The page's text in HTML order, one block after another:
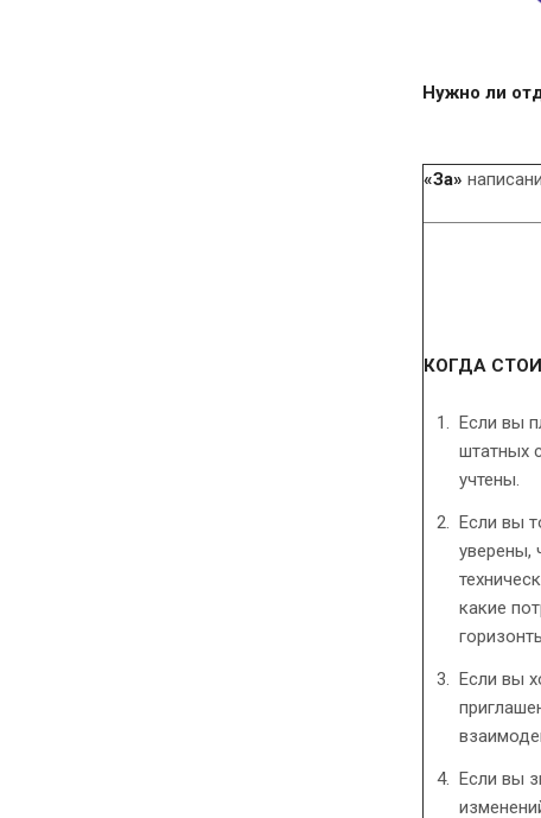
Нужно ли
«За»
КОГДА
Если вы
штатных
учтены.
Если вы
уверены,
какие
Если вы
Если вы